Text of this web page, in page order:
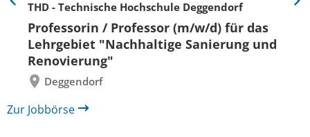
THD - Technische Hochschule Deggendorf
Professorin / Professor (m/w/d) für das
Lehrgebiet "Nachhaltige Sanierung und
Renovierung"
Deggendorf
Eine
zurück
Eine
Zur Jobbörse